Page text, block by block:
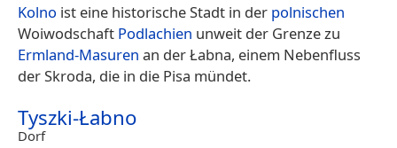
Kolno ist eine historische Stadt in der polnischen
Woiwodschaft Podlachien unweit der Grenze zu
Ermland-Masuren an der Łabna, einem Nebenfluss
der Skroda, die in die Pisa mündet.
Tyszki-Łabno
Dorf